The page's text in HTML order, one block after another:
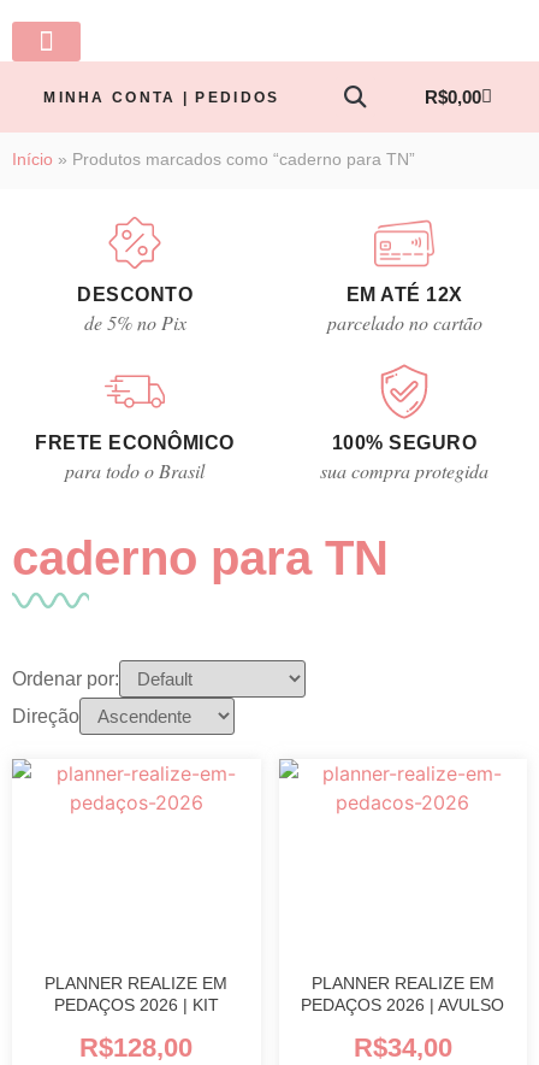
MINHA CONTA | PEDIDOS R$0,00
Início » Produtos marcados como “caderno para TN”
DESCONTO
de 5% no Pix
EM ATÉ 12X
parcelado no cartão
FRETE ECONÔMICO
para todo o Brasil
100% SEGURO
sua compra protegida
caderno para TN
Ordenar por:
Direção
PLANNER REALIZE EM
PEDAÇOS 2026 | KIT
R$128,00
PLANNER REALIZE EM
PEDAÇOS 2026 | AVULSO
R$34,00